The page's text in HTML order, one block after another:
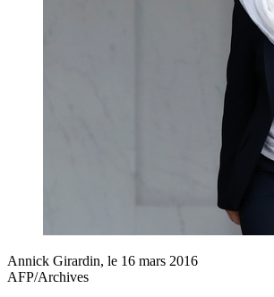
Annick Girardin, le 16 mars 2016
AFP/Archives